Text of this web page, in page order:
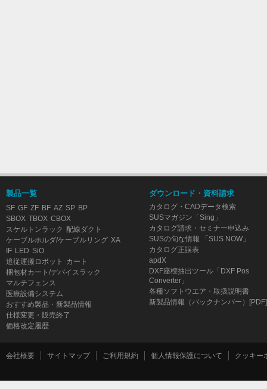
製品一覧
SF GF ZF BF AZ SP BP
SBOX TBOX CBOX
スケルトンラック 配線ダクト
ケーブルホルダ/ケーブルリング XA
IF LED SiO
追従運搬ロボット
カート
梱包材カート/デバイスラック
マルチフェンス
医療設備システム
おすすめ製品・新製品情報
仕様変更・販売終了
価格改定履歴
ダウンロード・資料請求
カタログ・CADデータ検索
SUSマガジン「Sing」
カタログ請求・セミナー申込み
SUSの旬な情報 「SUS NOW」
カタログ正誤表
apdX
DXF座標抽出ツール「DXF Pos
Converter」
各種ソフトウエア・取扱説明書
新製品情報（バックナンバー）[PDF]
会社概要 サイトマップ ご利用規約 個人情報保護について クッキー